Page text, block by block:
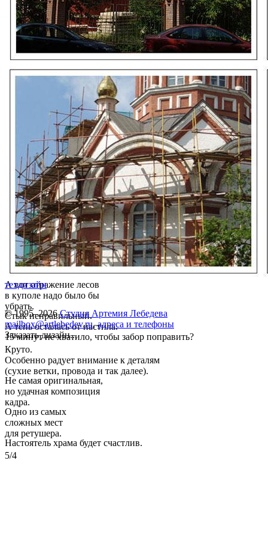
А вот отражение лесов
в куполе надо было бы
убрать.
Стык неправильный.
А тень осталась от настила.
15 минут не хватило, чтобы забор поправить?
Круто.
Особенно радует внимание к деталям
(сухие ветки, провода и так далее).
Не самая оригинальная,
но удачная композиция
кадра.
Одно из самых
сложных мест
для ретушера.
Настоятель храма будет счастлив.
5/4
техдизайн
© 1995–2026 Студия Артемия Лебедева
mailbox@artlebedev.ru, адреса и телефоны
Заказать дизайн...